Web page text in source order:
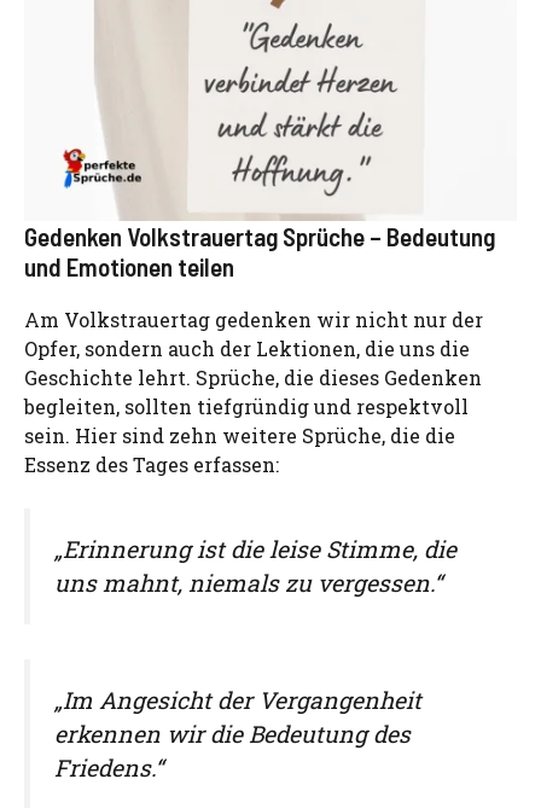
Gedenken Volkstrauertag Sprüche – Bedeutung
und Emotionen teilen
Am Volkstrauertag gedenken wir nicht nur der
Opfer, sondern auch der Lektionen, die uns die
Geschichte lehrt. Sprüche, die dieses Gedenken
begleiten, sollten tiefgründig und respektvoll
sein. Hier sind zehn weitere Sprüche, die die
Essenz des Tages erfassen:
„Erinnerung ist die leise Stimme, die
uns mahnt, niemals zu vergessen.“
„Im Angesicht der Vergangenheit
erkennen wir die Bedeutung des
Friedens.“